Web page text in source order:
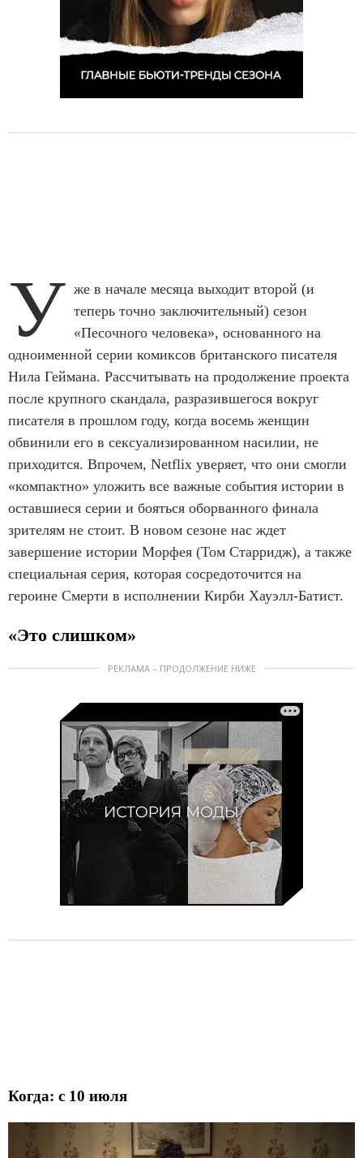
У же в начале месяца выходит второй (и
теперь точно заключительный) сезон
«Песочного человека», основанного на
одноименной серии комиксов британского писателя
Нила Геймана. Рассчитывать на продолжение проекта
после крупного скандала, разразившегося вокруг
писателя в прошлом году, когда восемь женщин
обвинили его в сексуализированном насилии, не
приходится. Впрочем, Netflix уверяет, что они смогли
«компактно» уложить все важные события истории в
оставшиеся серии и бояться оборванного финала
зрителям не стоит. В новом сезоне нас ждет
завершение истории Морфея (Том Старридж), а также
специальная серия, которая сосредоточится на
героине Смерти в исполнении Кирби Хауэлл-Батист.
«Это слишком»
РЕКЛАМА – ПРОДОЛЖЕНИЕ НИЖЕ
Когда: с 10 июля